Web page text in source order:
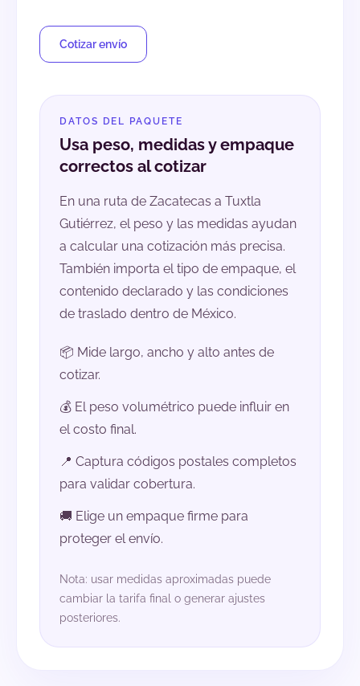
Cotizar envío
DATOS DEL PAQUETE
Usa peso, medidas y empaque
correctos al cotizar
En una ruta de Zacatecas a Tuxtla
Gutiérrez, el peso y las medidas ayudan
a calcular una cotización más precisa.
También importa el tipo de empaque, el
contenido declarado y las condiciones
de traslado dentro de México.
📦 Mide largo, ancho y alto antes de
cotizar.
💰 El peso volumétrico puede influir en
el costo final.
📍 Captura códigos postales completos
para validar cobertura.
🚚 Elige un empaque firme para
proteger el envío.
Nota: usar medidas aproximadas puede
cambiar la tarifa final o generar ajustes
posteriores.